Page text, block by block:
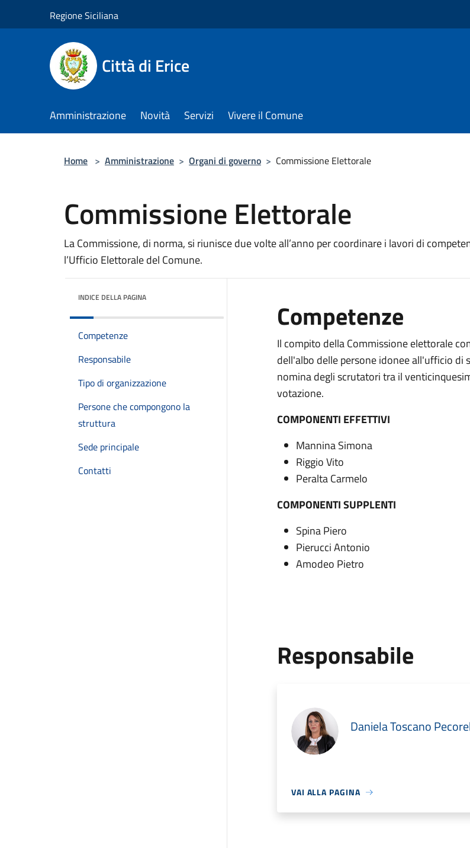
Regione Siciliana
Città di Erice
Amministrazione Novità Servizi Vivere il Comune
Home > Amministrazione > Organi di governo > Commissione Elettorale
Commissione Elettorale
La Commissione, di norma, si riunisce due volte all’anno per coordinare i lavori di
l’Ufficio Elettorale del Comune.
INDICE DELLA PAGINA
Competenze
Responsabile
Tipo di organizzazione
Persone che compongono la
struttura
Sede principale
Contatti
Competenze
Il compito della Commissione elettorale
dell'albo delle persone idonee all'ufficio di
nomina degli scrutatori tra il
votazione.
COMPONENTI EFFETTIVI
Mannina Simona
Riggio Vito
Peralta Carmelo
COMPONENTI SUPPLENTI
Spina Piero
Pierucci Antonio
Amodeo Pietro
Responsabile
Daniela Toscano
VAI ALLA PAGINA